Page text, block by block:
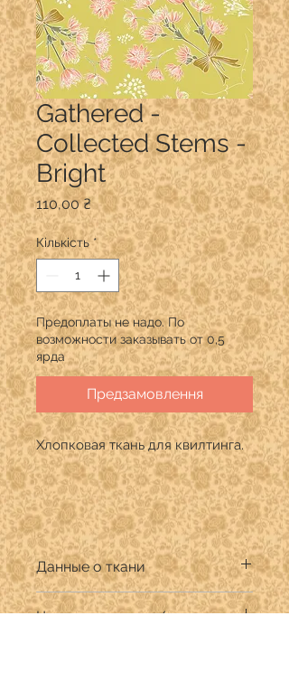
Gathered -
Collected Stems -
Bright
110,00 ₴Ціна
Кількість *
Предоплаты не надо. По
возможности заказывать от 0,5
ярда
Предзамовлення
Хлопковая ткань для квилтинга.
Данные о ткани
Производитель: Art Gallery Fabrics
Цена указана за 1/4 ярда